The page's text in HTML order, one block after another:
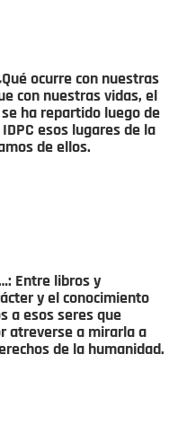
ocurre con nuestras
con nuestras vidas, el
ha repartido luego de
esos lugares de la
de ellos.
Entre libros y
y el conocimiento
a esos seres que
atreverse a mirarla a
de la humanidad.